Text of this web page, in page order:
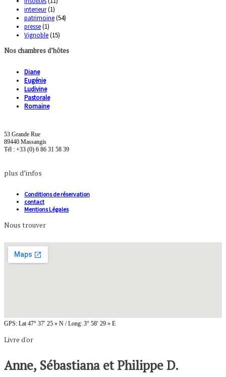
interieur(1)
patrimoine(54)
presse(1)
Vignoble(15)
Nos chambres d’hôtes
Diane
Eugénie
Ludivine
Pastorale
Romaine
53 Grande Rue
89440 Massangis
Tél : +33 (0) 6 86 31 58 39
plus d’infos
Conditions de réservation
contact
Mentions Légales
Nous trouver
GPS: Lat 47° 37′ 25 » N / Long: 3° 58′ 29 » E
Livre d'or
Anne, Sébastiana et Philippe D.